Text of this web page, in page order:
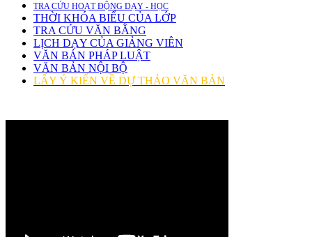
TRA CỨU HOẠT ĐỘNG DẠY - HỌC
THỜI KHÓA BIỂU CỦA LỚP
TRA CỨU VĂN BẰNG
LỊCH DẠY CỦA GIẢNG VIÊN
VĂN BẢN PHÁP LUẬT
VĂN BẢN NỘI BỘ
LẤY Ý KIẾN VỀ DỰ THẢO VĂN BẢN